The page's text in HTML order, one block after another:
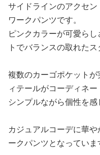
サイドラインのアクセ
ワークパンツです。
ピンクカラーが可愛ら
トでバランスの取れた
複数のカーゴポケット
ィテールがコーディネー
シンプルながら個性を感
カジュアルコーデに華
ークパンツとなっていま